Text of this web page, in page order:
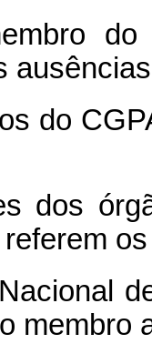
do
do
dos